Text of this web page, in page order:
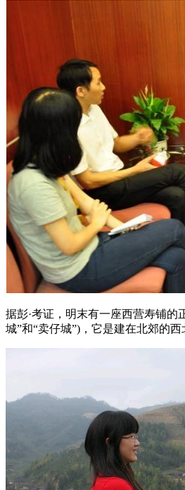
据彭·考证，明末有一座西营寿铺的
城”和“卖仔城”)，它是建在北郊的